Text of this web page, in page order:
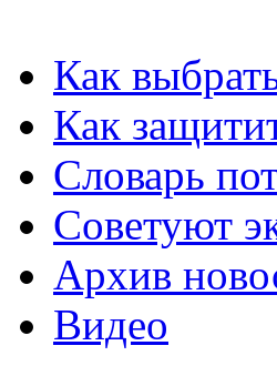
Как
Как
Словарь
Советуют
Архив
Видео